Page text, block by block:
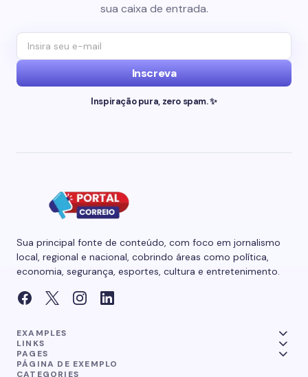
sua caixa de entrada.
Inscreva
Inspiração pura, zero spam. ✨
Sua principal fonte de conteúdo, com foco em jornalismo
local, regional e nacional, cobrindo áreas como política,
economia, segurança, esportes, cultura e entretenimento.
EXAMPLES
LINKS
PAGES
PÁGINA DE EXEMPLO
CATEGORIES